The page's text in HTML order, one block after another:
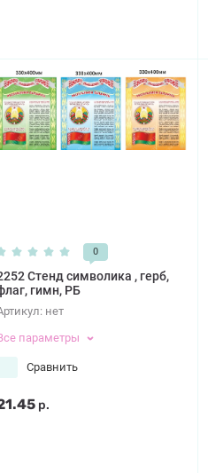
0
Стенд символика , герб,
гимн, РБ
нет
параметры
Сравнить
р.